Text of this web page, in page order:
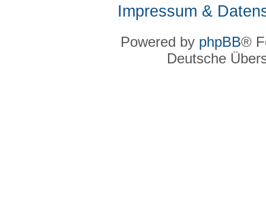
Impressum &
Powered by phpBB®
Deutsche